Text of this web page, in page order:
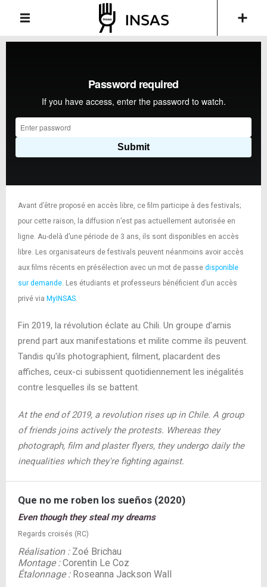
Avant d’être proposé en accès libre, ce film participe à des festivals;
pour cette raison, la diffusion n’est pas actuellement autorisée en
ligne. Au-delà d’une période de 3 ans, ils sont disponibles en accès
libre. Les organisateurs de festivals peuvent néanmoins avoir accès
aux films récents en présélection avec un mot de passe disponible
sur demande. Les étudiants et professeurs bénéficient d’un accès
privé via MyINSAS.
Fin 2019, la révolution éclate au Chili. Un groupe d'amis
prend part aux manifestations et milite comme ils peuvent.
Tandis qu'ils photographient, filment, placardent des
affiches, ceux-ci subissent quotidiennement les inégalités
contre lesquelles ils se battent.
At the end of 2019, a revolution rises up in Chile. A group
of friends joins actively the protests. Whereas they
photograph, film and plaster flyers, they undergo daily the
inequalities which they're fighting against.
Que no me roben los sueños (2020)
Even though they steal my dreams
Regards croisés (RC)
Réalisation :Zoé Brichau
Montage :Corentin Le Coz
Étalonnage :Roseanna Jackson Wall